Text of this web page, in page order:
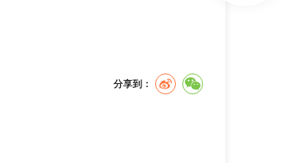
分享到：